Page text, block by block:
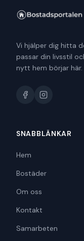
Vi hjälper dig hitta
passar din livsstil
nytt hem börjar här.
SNABBLÄNKAR
Hem
Bostäder
Om oss
Kontakt
Samarbeten